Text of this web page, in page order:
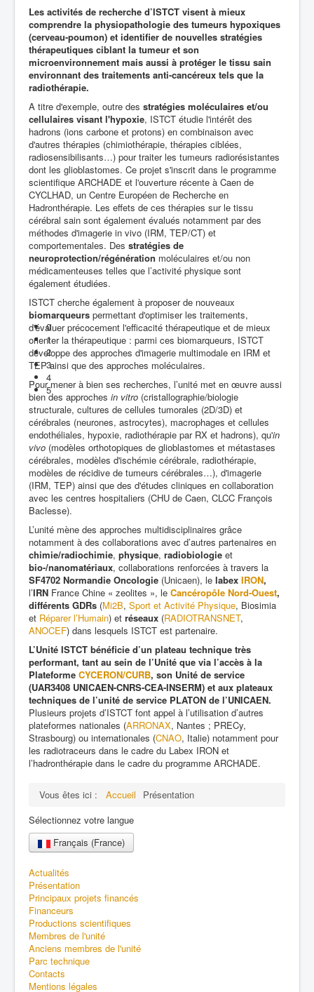
0
1
2
3
4
5
Les activités de recherche d’ISTCT visent à mieux
comprendre la physiopathologie des tumeurs hypoxiques
(cerveau-poumon) et identifier de nouvelles stratégies
thérapeutiques ciblant la tumeur et son
microenvironnement mais aussi à protéger le tissu sain
environnant des traitements anti-cancéreux tels que la
radiothérapie.
A titre d'exemple, outre des stratégies moléculaires et/ou
cellulaires visant l'hypoxie, ISTCT étudie l'intérêt des
hadrons (ions carbone et protons) en combinaison avec
d'autres thérapies (chimiothérapie, thérapies ciblées,
radiosensibilisants…) pour traiter les tumeurs radiorésistantes
dont les glioblastomes. Ce projet s'inscrit dans le programme
scientifique ARCHADE et l'ouverture récente à Caen de
CYCLHAD, un Centre Européen de Recherche en
Hadronthérapie. Les effets de ces thérapies sur le tissu
cérébral sain sont également évalués notamment par des
méthodes d'imagerie in vivo (IRM, TEP/CT) et
comportementales. Des stratégies de
neuroprotection/régénération moléculaires et/ou non
médicamenteuses telles que l’activité physique sont
également étudiées.
ISTCT cherche également à proposer de nouveaux
biomarqueurs permettant d'optimiser les traitements,
d'évaluer précocement l'efficacité thérapeutique et de mieux
orienter la thérapeutique : parmi ces biomarqueurs, ISTCT
développe des approches d'imagerie multimodale en IRM et
TEP ainsi que des approches moléculaires.
Pour mener à bien ses recherches, l’unité met en œuvre aussi
bien des approches in vitro (cristallographie/biologie
structurale, cultures de cellules tumorales (2D/3D) et
cérébrales (neurones, astrocytes), macrophages et cellules
endothéliales, hypoxie, radiothérapie par RX et hadrons), qu'in
vivo (modèles orthotopiques de glioblastomes et métastases
cérébrales, modèles d'ischémie cérébrale, radiothérapie,
modèles de récidive de tumeurs cérébrales…), d'imagerie
(IRM, TEP) ainsi que des d'études cliniques en collaboration
avec les centres hospitaliers (CHU de Caen, CLCC François
Baclesse).
L’unité mène des approches multidisciplinaires grâce
notamment à des collaborations avec d’autres partenaires en
chimie/radiochimie, physique, radiobiologie et
bio-/nanomatériaux, collaborations renforcées à travers la
SF4702 Normandie Oncologie (Unicaen), le labex IRON,
l’IRN France Chine « zeolites », le Cancéropôle Nord-Ouest,
différents GDRs (Mi2B, Sport et Activité Physique, Biosimia
et Réparer l’Humain) et réseaux (RADIOTRANSNET,
ANOCEF) dans lesquels ISTCT est partenaire.
L’Unité ISTCT bénéficie d’un plateau technique très
performant, tant au sein de l’Unité que via l’accès à la
Plateforme CYCERON/CURB, son Unité de service
(UAR3408 UNICAEN-CNRS-CEA-INSERM) et aux plateaux
techniques de l’unité de service PLATON de l’UNICAEN.
Plusieurs projets d’ISTCT font appel à l’utilisation d’autres
plateformes nationales (ARRONAX, Nantes ; PRECy,
Strasbourg) ou internationales (CNAO, Italie) notamment pour
les radiotraceurs dans le cadre du Labex IRON et
l’hadronthérapie dans le cadre du programme ARCHADE.
Vous êtes ici : Accueil
Présentation
Sélectionnez votre langue
Français (France)
Actualités
Présentation
Principaux projets financés
Financeurs
Productions scientifiques
Membres de l'unité
Anciens membres de l'unité
Parc technique
Contacts
Mentions légales